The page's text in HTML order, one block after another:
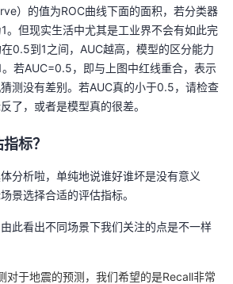
）的值为ROC曲线下面的面积，若分类器
。但现实生活中尤其是工业界不会有如此完
0.5到1之间，AUC越高，模型的区分能力
若AUC=0.5，即与上图中红线重合，表示
测没有差别。若AUC真的小于0.5，请检查
了，或者是模型真的很差。
标？
分析啦，单纯地说谁好谁坏是没有意义
景选择合适的评估指标。
此看出不同场景下我们关注的点是不一样
对于地震的预测，我们希望的是Recall非常